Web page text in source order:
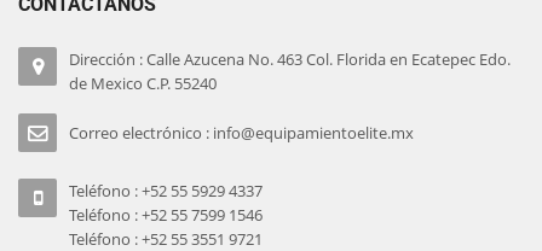
Dirección : Calle Azucena No. 463 Col. Florida en Ecatepec Edo.
de Mexico C.P. 55240
Correo electrónico : info@equipamientoelite.mx
Teléfono : +52 55 5929 4337
Teléfono : +52 55 7599 1546
Teléfono : +52 55 3551 9721